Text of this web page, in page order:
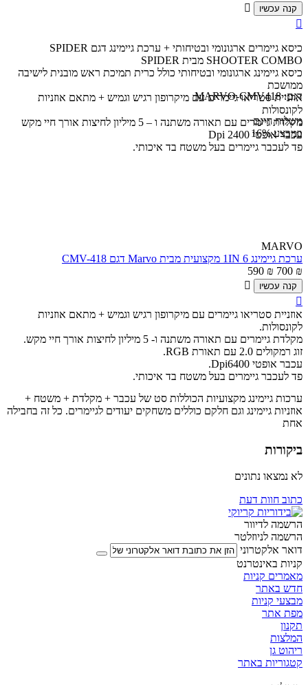
קנה עכשיו


כיסא גיימרים ארגונומי ובטיחותי + ערכת גיימינג דגם SPIDER
SHOOTER COMBO מבית SPIDER
כיסא גיימינג ארגונומי ובטיחותי כולל כרית תמיכת ראש מובנית לישיבה
ממושכת
אוזניית סטריאו גיימרים עם מיקרופון רגיש וגמיש + מתאם אוזניות
לקונסולות
מקלדת גיימרים עם תאורה משתנה ו – 5 מיליון לחיצות אורך חיי מקש
עכבר אופטי 2400 Dpi
פד לעכבר גיימרים בעל משטח בד איכותי.
דגם: MARVO-CMV418
משלוח חינם
במבצע16%
MARVO
ערכת גיימינג 6 1IN מקצועית מבית Marvo דגם CMV-418
700 ₪
590 ₪
קנה עכשיו


אוזניית סטריאו גיימרים עם מיקרופון רגיש וגמיש + מתאם אוזניות
לקונסולות.
מקלדת גיימרים עם תאורה משתנה ו- 5 מיליון לחיצות אורך חיי מקש.
זוג רמקולים 2.0 עם תאורת RGB.
עכבר אופטי Dpi6400.
פד לעכבר גיימרים בעל משטח בד איכותי.
ערכות גיימינג מקצועיות הכוללות סט של עכבר + מקלדת + משטח +
אוזניות גיימינג וגם חלקם כוללים משחקים יעודים לגיימרים. כל זה בחבילה
אחת
ביקורות
לא נמצאו נתונים
כתוב חוות דעת
הרשמה לדיוור
הרשמה לניוזלטר
דואר אלקטרוני
קניות באינטרנט
מאמרים קניות
חדש באתר
מבצעי קניות
מפת אתר
תקנון
המלצות
ריהוט גן
קטגוריות באתר